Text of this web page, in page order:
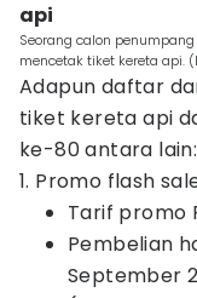
api
Seorang calon
mencetak tiket kereta api.
Adapun daftar
tiket kereta api
ke-80 antara lain:
1. Promo flash
Tarif promo
Pembelian
September